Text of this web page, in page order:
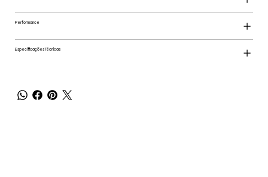
Performance
Especificações Técnicas